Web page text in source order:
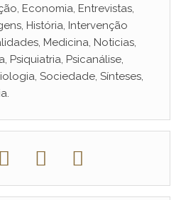
Economia, Entrevistas,
História, Intervenção
Medicina, Noticias,
Psiquiatria, Psicanálise,
Sociedade, Sínteses,